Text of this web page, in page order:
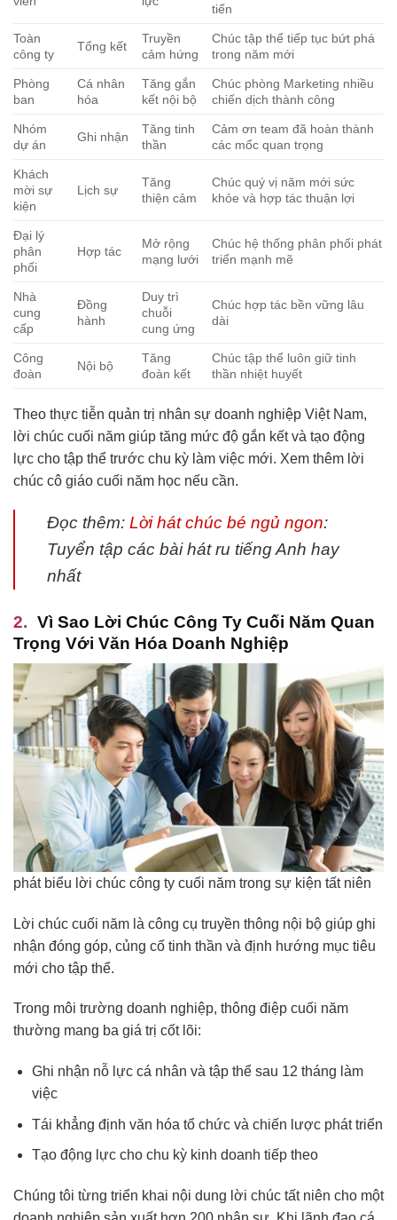
tiến
Toàn
công ty
Tổng kết
Truyền
cảm hứng
Chúc tập thể tiếp tục bứt phá
trong năm mới
Phòng
ban
Cá nhân
hóa
Tăng gắn
kết nội bộ
Chúc phòng Marketing nhiều
chiến dịch thành công
Nhóm
dự án
Ghi nhận
Tăng tinh
thần
Cảm ơn team đã hoàn thành
các mốc quan trọng
Khách
mời sự
kiện
Lịch sự
Tăng
thiện cảm
Chúc quý vị năm mới sức
khỏe và hợp tác thuận lợi
Đại lý
phân
phối
Hợp tác
Mở rộng
mạng lưới
Chúc hệ thống phân phối phát
triển mạnh mẽ
Nhà
cung
cấp
Đồng
hành
Duy trì
chuỗi
cung ứng
Chúc hợp tác bền vững lâu
dài
Công
đoàn
Nội bộ
Tăng
đoàn kết
Chúc tập thể luôn giữ tinh
thần nhiệt huyết
Theo thực tiễn quản trị nhân sự doanh nghiệp Việt Nam,
lời chúc cuối năm giúp tăng mức độ gắn kết và tạo động
lực cho tập thể trước chu kỳ làm việc mới. Xem thêm lời
chúc cô giáo cuối năm học nếu cần.
Đọc thêm: Lời hát chúc bé ngủ ngon:
Tuyển tập các bài hát ru tiếng Anh hay
nhất
Vì Sao Lời Chúc Công Ty Cuối Năm Quan
Trọng Với Văn Hóa Doanh Nghiệp
phát biểu lời chúc công ty cuối năm trong sự kiện tất niên
Lời chúc cuối năm là công cụ truyền thông nội bộ giúp ghi
nhận đóng góp, củng cố tinh thần và định hướng mục tiêu
mới cho tập thể.
Trong môi trường doanh nghiệp, thông điệp cuối năm
thường mang ba giá trị cốt lõi:
Ghi nhận nỗ lực cá nhân và tập thể sau 12 tháng làm
việc
Tái khẳng định văn hóa tổ chức và chiến lược phát triển
Tạo động lực cho chu kỳ kinh doanh tiếp theo
Chúng tôi từng triển khai nội dung lời chúc tất niên cho một